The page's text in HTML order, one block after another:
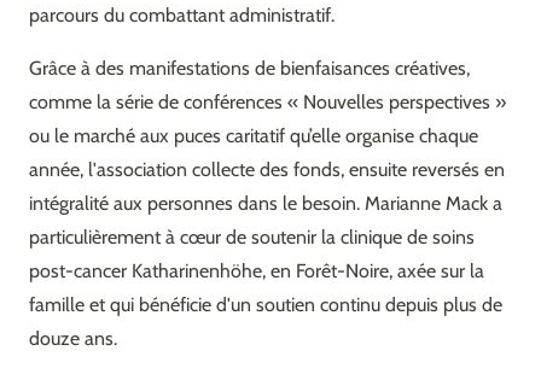
parcours du combattant administratif.
Grâce à des manifestations de bienfaisances créatives,
comme la série de conférences « Nouvelles perspectives »
ou le marché aux puces caritatif qu’elle organise chaque
année, l'association collecte des fonds, ensuite reversés en
intégralité aux personnes dans le besoin. Marianne Mack a
particulièrement à cœur de soutenir la clinique de soins
post-cancer Katharinenhöhe, en Forêt-Noire, axée sur la
famille et qui bénéficie d'un soutien continu depuis plus de
douze ans.